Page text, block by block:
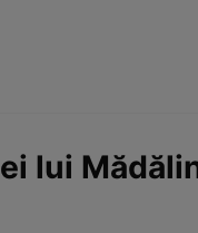
lui